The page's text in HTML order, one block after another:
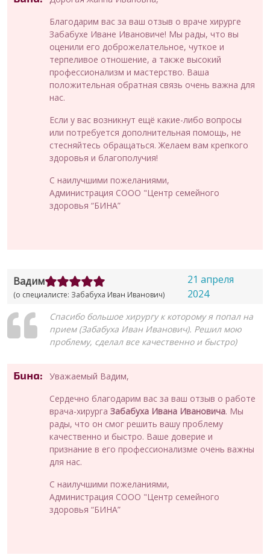
Благодарим вас за ваш отзыв о враче хирурге
Забабухе Иване Ивановиче! Мы рады, что вы
оценили его доброжелательное, чуткое и
терпеливое отношение, а также высокий
профессионализм и мастерство. Ваша
положительная обратная связь очень важна для
нас.
Если у вас возникнут ещё какие-либо вопросы
или потребуется дополнительная помощь, не
стесняйтесь обращаться. Желаем вам крепкого
здоровья и благополучия!
С наилучшими пожеланиями,
Администрация СООО "Центр семейного
здоровья “БИНА”
Вадим
(о специалисте: Забабуха Иван Иванович)
21 апреля
2024
Спасибо большое хирургу к которому я попал на
прием (Забабуха Иван Иванович). Решил мою
проблему, сделал все качественно и быстро)
Бина:
Уважаемый Вадим,
Сердечно благодарим вас за ваш отзыв о работе
врача-хирурга Забабуха Ивана Ивановича. Мы
рады, что он смог решить вашу проблему
качественно и быстро. Ваше доверие и
признание в его профессионализме очень важны
для нас.
С наилучшими пожеланиями,
Администрация СООО "Центр семейного
здоровья “БИНА”